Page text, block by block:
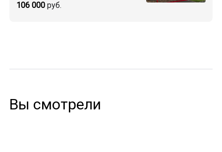
106 000руб.
Вы смотрели